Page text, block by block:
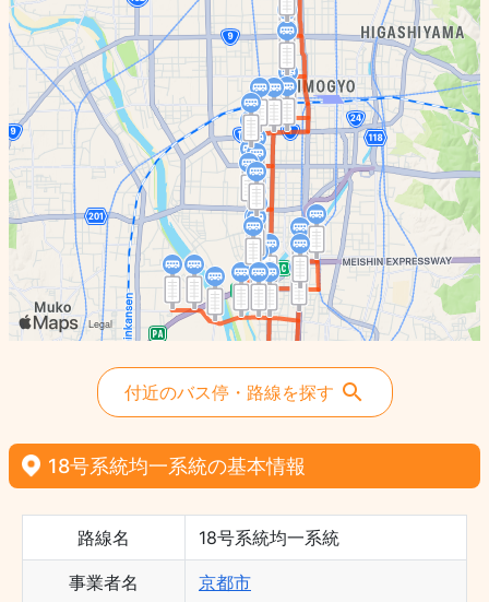
付近のバス停・路線を探す
18号系統均一系統の基本情報
路線名 18号系統均一系統
事業者名 京都市